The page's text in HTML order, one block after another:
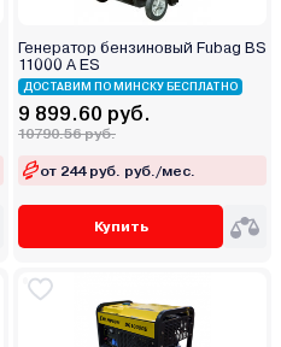
Генератор бензиновый Fubag BS
11000 A ES
ДОСТАВИМ ПО МИНСКУ БЕСПЛАТНО
9 899.60 руб.
10790.56 руб.
от 244 руб. руб./мес.
Купить